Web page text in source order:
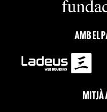
AMB EL
MITJÀ